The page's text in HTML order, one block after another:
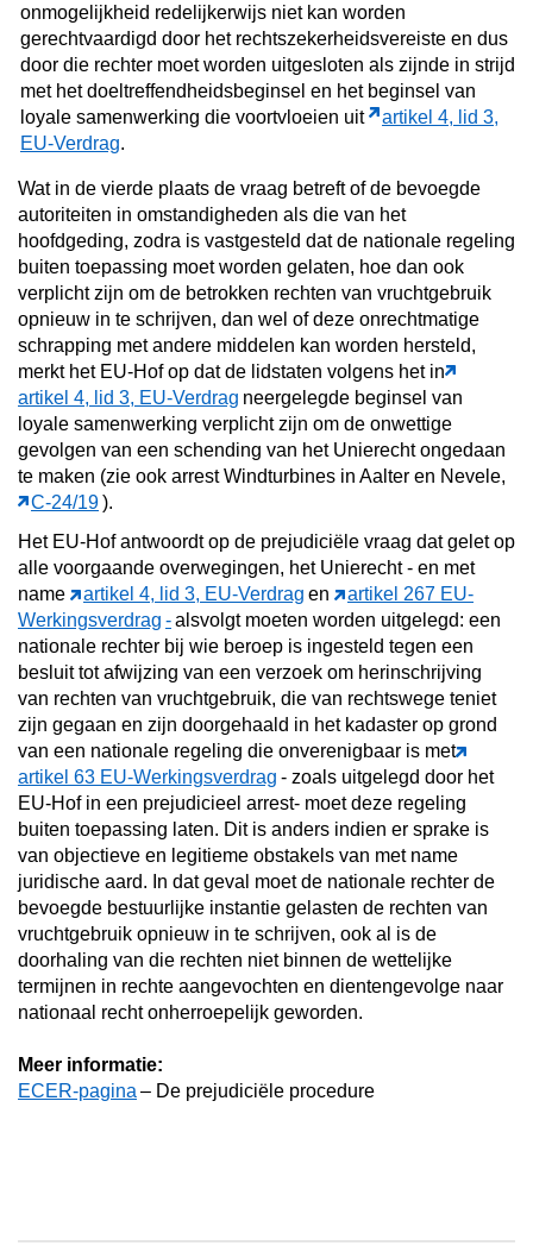
onmogelijkheid redelijkerwijs niet kan worden
gerechtvaardigd door het rechtszekerheidsvereiste en dus
door die rechter moet worden uitgesloten als zijnde in strijd
met het doeltreffendheidsbeginsel en het beginsel van
loyale samenwerking die voortvloeien uit
artikel 4, lid 3,
EU-Verdrag.
Wat in de vierde plaats de vraag betreft of de bevoegde
autoriteiten in omstandigheden als die van het
hoofdgeding, zodra is vastgesteld dat de nationale regeling
buiten toepassing moet worden gelaten, hoe dan ook
verplicht zijn om de betrokken rechten van vruchtgebruik
opnieuw in te schrijven, dan wel of deze onrechtmatige
schrapping met andere middelen kan worden hersteld,
merkt het EU-Hof op dat de lidstaten volgens het in
artikel 4, lid 3, EU-Verdrag neergelegde beginsel van
loyale samenwerking verplicht zijn om de onwettige
gevolgen van een schending van het Unierecht ongedaan
te maken (zie ook arrest Windturbines in Aalter en Nevele,
C‑24/19).
Het EU-Hof antwoordt op de prejudiciële vraag dat gelet op
alle voorgaande overwegingen, het Unierecht - en met
name
artikel 4, lid 3, EU-Verdrag en
artikel 267 EU-
Werkingsverdrag -alsvolgt moeten worden uitgelegd: een
nationale rechter bij wie beroep is ingesteld tegen een
besluit tot afwijzing van een verzoek om herinschrijving
van rechten van vruchtgebruik, die van rechtswege teniet
zijn gegaan en zijn doorgehaald in het kadaster op grond
van een nationale regeling die onverenigbaar is met
artikel 63 EU-Werkingsverdrag - zoals uitgelegd door het
EU-Hof in een prejudicieel arrest- moet deze regeling
buiten toepassing laten. Dit is anders indien er sprake is
van objectieve en legitieme obstakels van met name
juridische aard. In dat geval moet de nationale rechter de
bevoegde bestuurlijke instantie gelasten de rechten van
vruchtgebruik opnieuw in te schrijven, ook al is de
doorhaling van die rechten niet binnen de wettelijke
termijnen in rechte aangevochten en dientengevolge naar
nationaal recht onherroepelijk geworden.
Meer informatie:
ECER-pagina – De prejudiciële procedure